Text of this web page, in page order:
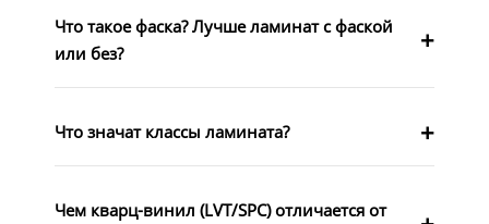
Что такое фаска? Лучше ламинат с фаской
или без?
Что значат классы ламината?
Чем кварц-винил (LVT/SPC) отличается от